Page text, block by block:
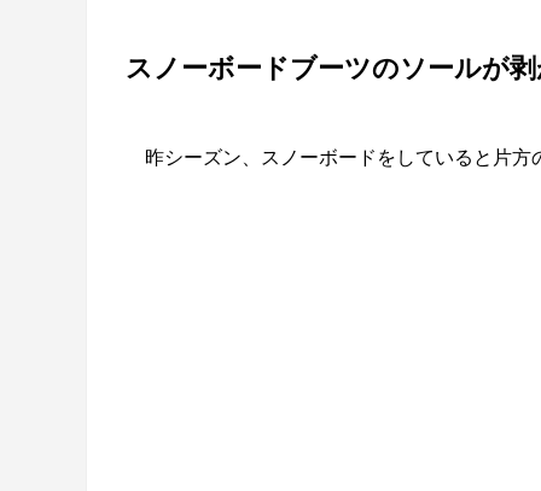
スノーボードブーツのソールが
昨シーズン、スノーボードをしていると片